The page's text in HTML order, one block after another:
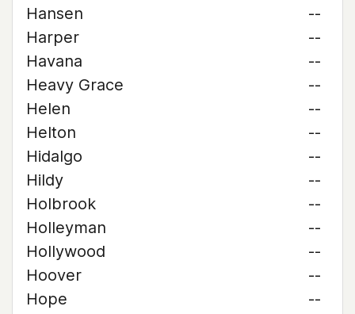
Hansen
--
Harper
--
Havana
--
Heavy Grace
--
Helen
--
Helton
--
Hidalgo
--
Hildy
--
Holbrook
--
Holleyman
--
Hollywood
--
Hoover
--
Hope
--